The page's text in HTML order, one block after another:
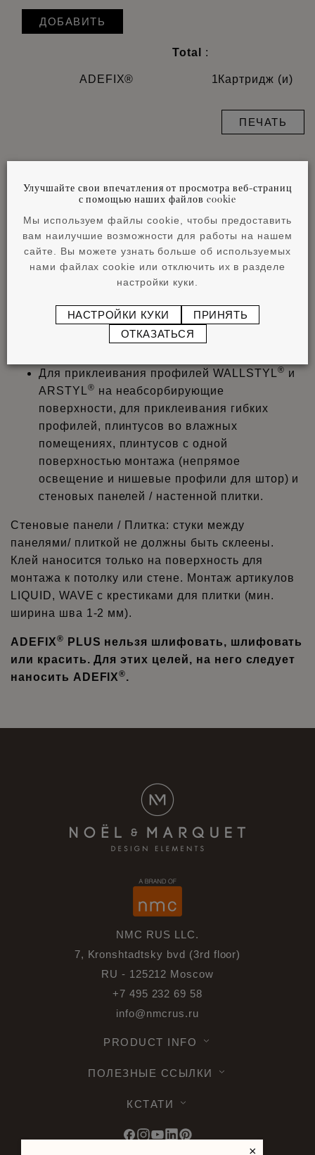
ДОБАВИТЬ
Total :
ADEFIX® 1 Картридж (и)
ПЕЧАТЬ
профиля и характеристик поверхности. Точное
количество и тип клея должны быть определены
путем испытания основы и профиля. Всегда
соблюдайте инструкцию по эксплуатации и
технический паспорт.
Для обработки швов (3 мм), для больших
изделий WALLSTYL®и ARSTYL
Для приклеивания профилей WALLSTYL® и
ARSTYL® на неабсорбирующие
поверхности, для приклеивания гибких
профилей, плинтусов во влажных
помещениях, плинтусов с одной
поверхностью монтажа (непрямое
освещение и нишевые профили для штор) и
стеновых панелей / настенной плитки.
Стеновые панели / Плитка: стуки между
панелями/ плиткой не должны быть склеены.
Клей наносится только на поверхность для
монтажа к потолку или стене. Монтаж артикулов
LIQUID, WAVE с крестиками для плитки (мин.
ширина шва 1-2 мм).
ADEFIX®
PLUS нельзя шлифовать, шлифовать
или красить. Для этих целей, на него следует
наносить ADEFIX®.
NMC RUS LLC.
7, Kronshtadtsky bvd (3rd floor)
RU - 125212 Moscow
+7 495 232 69 58
info@nmcrus.ru
PRODUCT INFO
ПОЛЕЗНЫЕ ССЫЛКИ
КСТАТИ
Улучшайте свои впечатления от просмотра веб-страниц
с помощью наших файлов cookie
Мы используем файлы cookie, чтобы предоставить
вам наилучшие возможности для работы на нашем
сайте. Вы можете узнать больше об используемых
нами файлах cookie или отключить их в разделе
настройки куки.
НАСТРОЙКИ КУКИ
ПРИНЯТЬ
ОТКАЗАТЬСЯ
×